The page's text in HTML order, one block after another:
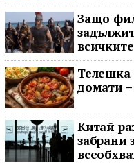
Защо
Телешка
домати
Китай
забрани